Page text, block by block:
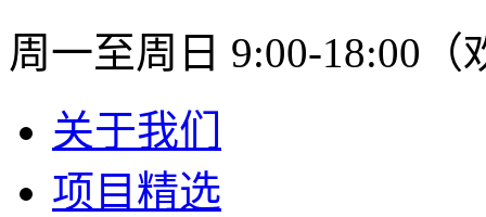
周一至周日 9:00-18:00（
关于我们
项目精选